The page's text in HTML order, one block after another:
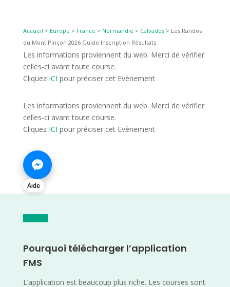
Accueil > Europe > France > Normandie > Calvados> Les Randos
du Mont Pinçon 2026 Guide Inscription Résultats
Les informations proviennent du web. Merci de vérifier
celles-ci avant toute course.
Cliquez ICI pour préciser cet Evènement
Les informations proviennent du web. Merci de vérifier
celles-ci avant toute course.
Cliquez ICI pour préciser cet Evènement
Aide
Pourquoi télécharger l’application
FMS
L’application est beaucoup plus riche. Les courses sont